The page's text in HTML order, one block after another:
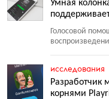
Умная
Голосовой
исследования
Разработчик
корнями